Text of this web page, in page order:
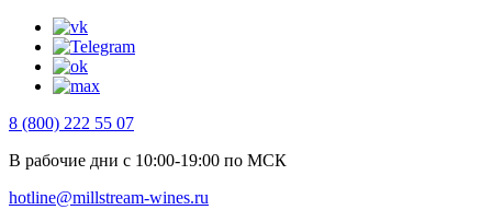
8 (800) 222 55 07
В рабочие дни с 10:00-19:00 по МСК
hotline@millstream-wines.ru